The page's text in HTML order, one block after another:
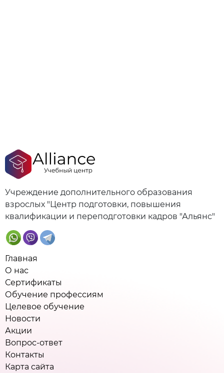
Учреждение дополнительного образования
взрослых "Центр подготовки, повышения
квалификации и переподготовки кадров "Альянс"
Главная
О нас
Сертификаты
Обучение профессиям
Целевое обучение
Новости
Акции
Вопрос-ответ
Контакты
Карта сайта